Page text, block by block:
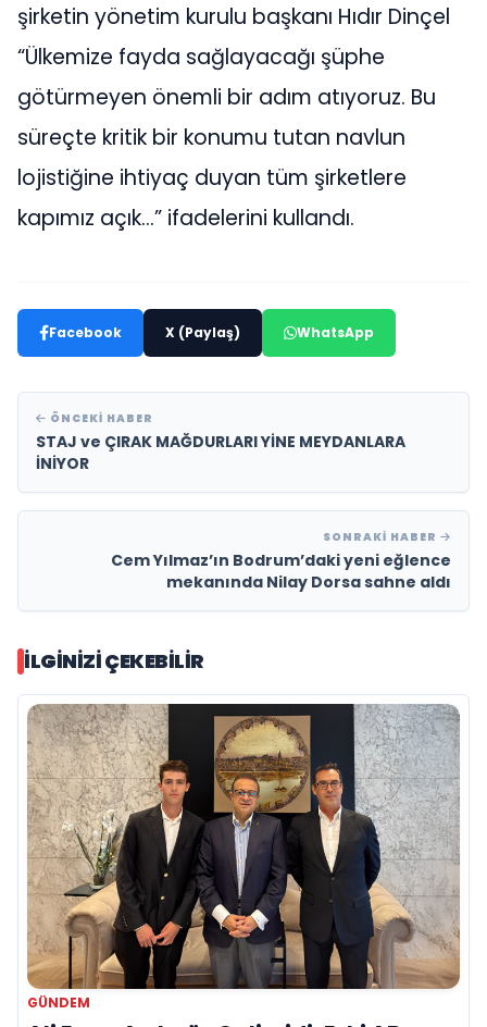
şirketin yönetim kurulu başkanı Hıdır Dinçel
“Ülkemize fayda sağlayacağı şüphe
götürmeyen önemli bir adım atıyoruz. Bu
süreçte kritik bir konumu tutan navlun
lojistiğine ihtiyaç duyan tüm şirketlere
kapımız açık…” ifadelerini kullandı.
Facebook X (Paylaş) WhatsApp
ÖNCEKI HABER
STAJ ve ÇIRAK MAĞDURLARI YİNE MEYDANLARA
İNİYOR
SONRAKI HABER
Cem Yılmaz’ın Bodrum’daki yeni eğlence
mekanında Nilay Dorsa sahne aldı
İLGINIZI ÇEKEBILIR
GÜNDEM